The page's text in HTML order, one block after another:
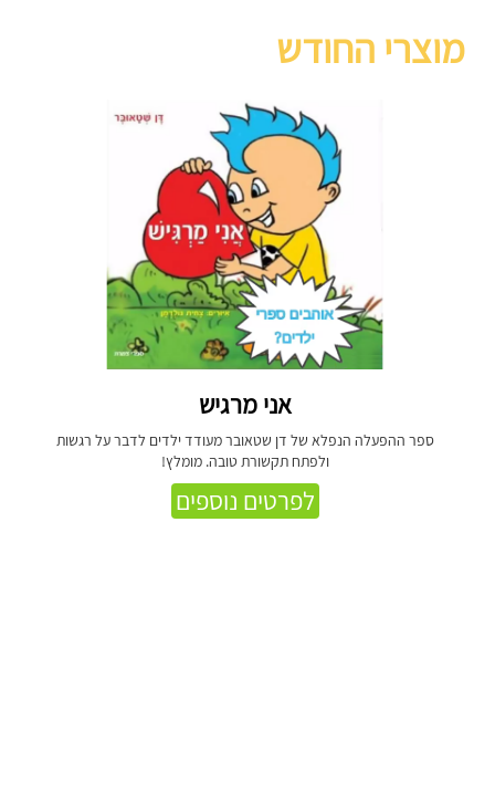
מוצרי החודש
אני מרגיש
ספר ההפעלה הנפלא של דן שטאובר מעודד ילדים לדבר על רגשות
ולפתח תקשורת טובה. מומלץ!
לפרטים נוספים